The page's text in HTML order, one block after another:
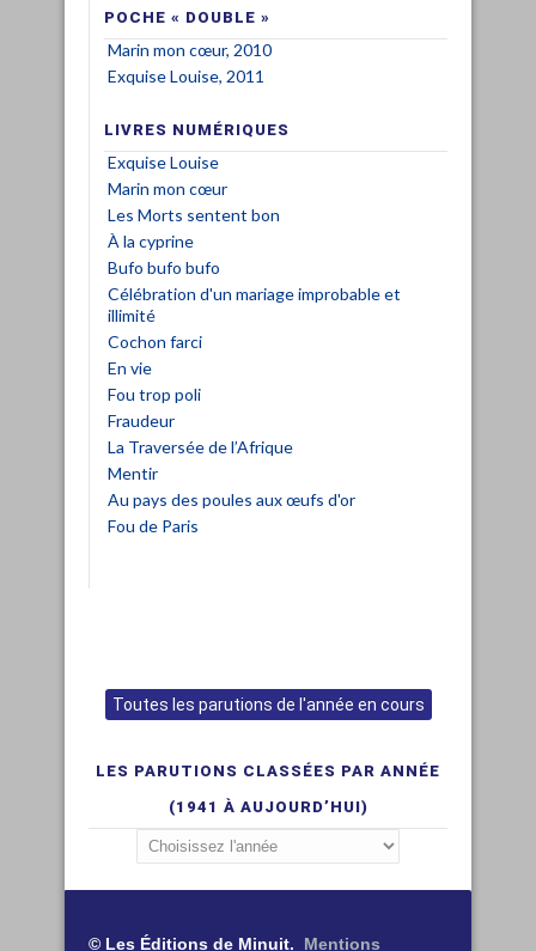
POCHE « DOUBLE »
Marin mon cœur, 2010
Exquise Louise, 2011
LIVRES NUMÉRIQUES
Exquise Louise
Marin mon cœur
Les Morts sentent bon
À la cyprine
Bufo bufo bufo
Célébration d'un mariage improbable et
illimité
Cochon farci
En vie
Fou trop poli
Fraudeur
La Traversée de l’Afrique
Mentir
Au pays des poules aux œufs d'or
Fou de Paris
Toutes les parutions de l'année en cours
LES PARUTIONS CLASSÉES PAR ANNÉE
(1941 À AUJOURD’HUI)
© Les Éditions de Minuit. Mentions